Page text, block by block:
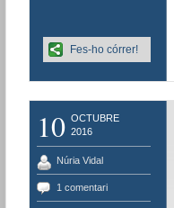
Fes-ho córrer!
10 OCTUBRE
2016
Núria Vidal
1 comentari